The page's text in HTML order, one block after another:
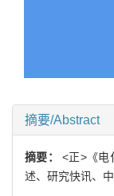
摘要/Abstract
摘要：<正>《电
述、研究快讯、